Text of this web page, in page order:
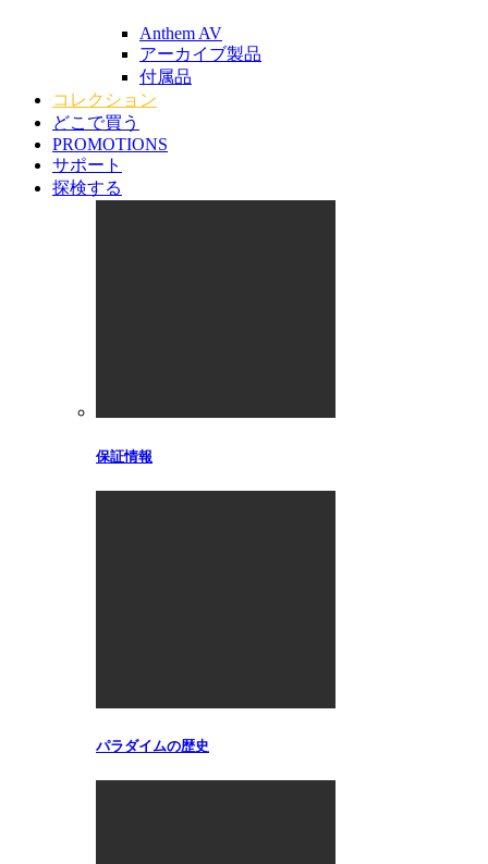
Anthem AV
アーカイブ製品
付属品
コレクション
どこで買う
PROMOTIONS
サポート
探検する
保証情報
パラダイムの歴史